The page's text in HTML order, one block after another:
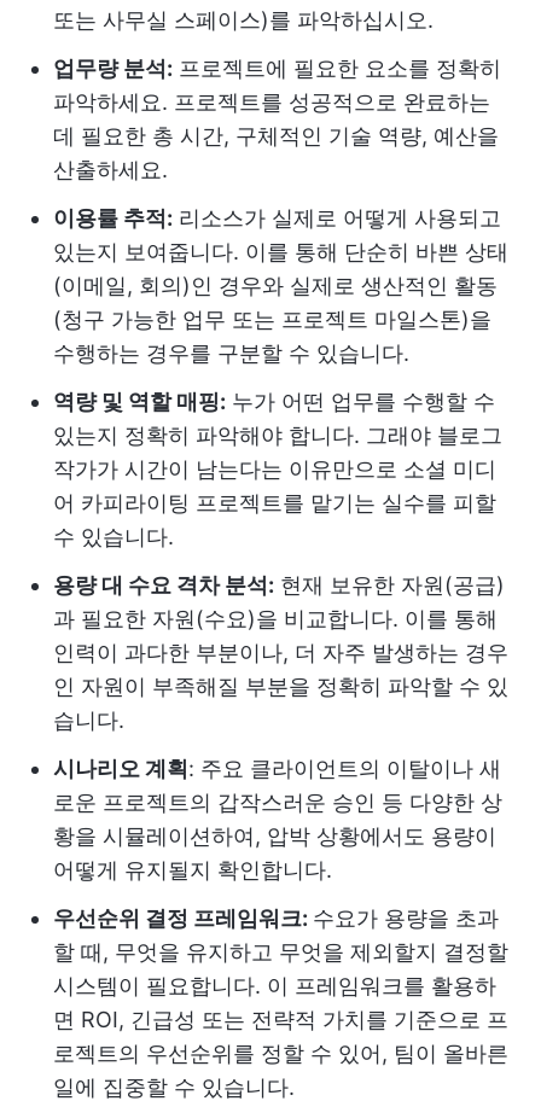
또는 사무실 스페이스)를 파악하십시오.
업무량 분석: 프로젝트에 필요한 요소를 정확히
파악하세요. 프로젝트를 성공적으로 완료하는
데 필요한 총 시간, 구체적인 기술 역량, 예산을
산출하세요.
이용률 추적: 리소스가 실제로 어떻게 사용되고
있는지 보여줍니다. 이를 통해 단순히 바쁜 상태
(이메일, 회의)인 경우와 실제로 생산적인 활동
(청구 가능한 업무 또는 프로젝트 마일스톤)을
수행하는 경우를 구분할 수 있습니다.
역량 및 역할 매핑: 누가 어떤 업무를 수행할 수
있는지 정확히 파악해야 합니다. 그래야 블로그
작가가 시간이 남는다는 이유만으로 소셜 미디
어 카피라이팅 프로젝트를 맡기는 실수를 피할
수 있습니다.
용량 대 수요 격차 분석: 현재 보유한 자원(공급)
과 필요한 자원(수요)을 비교합니다. 이를 통해
인력이 과다한 부분이나, 더 자주 발생하는 경우
인 자원이 부족해질 부분을 정확히 파악할 수 있
습니다.
시나리오 계획 : 주요 클라이언트의 이탈이나 새
로운 프로젝트의 갑작스러운 승인 등 다양한 상
황을 시뮬레이션하여, 압박 상황에서도 용량이
어떻게 유지될지 확인합니다.
우선순위 결정 프레임워크: 수요가 용량을 초과
할 때, 무엇을 유지하고 무엇을 제외할지 결정할
시스템이 필요합니다. 이 프레임워크를 활용하
면 ROI, 긴급성 또는 전략적 가치를 기준으로 프
로젝트의 우선순위를 정할 수 있어, 팀이 올바른
일에 집중할 수 있습니다.